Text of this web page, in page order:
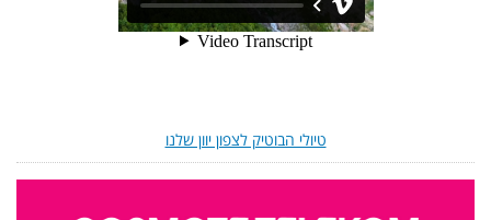
טיולי הבוטיק לצפון יוון שלנו